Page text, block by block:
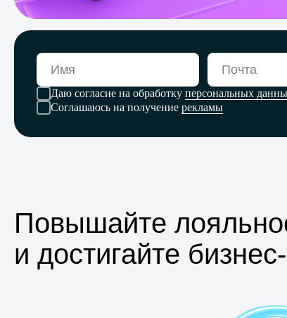
Даю согласие на обработку персональных
Соглашаюсь на получение рекламы
Повышайте
и достигайте